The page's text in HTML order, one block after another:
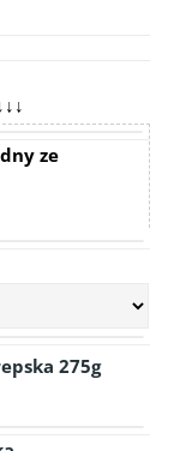
ze
275g